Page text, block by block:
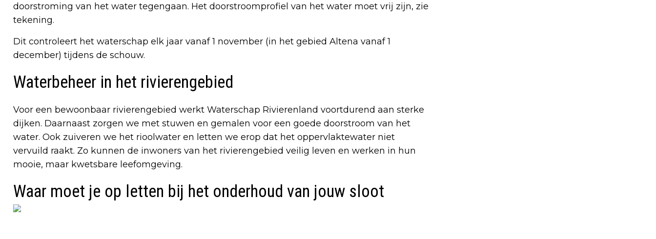
doorstroming van het water tegengaan. Het doorstroomprofiel van het water moet vrij zijn, zie
tekening.
Dit controleert het waterschap elk jaar vanaf 1 november (in het gebied Altena vanaf 1
december) tijdens de schouw.
Waterbeheer in het rivierengebied
Voor een bewoonbaar rivierengebied werkt Waterschap Rivierenland voortdurend aan sterke
dijken. Daarnaast zorgen we met stuwen en gemalen voor een goede doorstroom van het
water. Ook zuiveren we het rioolwater en letten we erop dat het oppervlaktewater niet
vervuild raakt. Zo kunnen de inwoners van het rivierengebied veilig leven en werken in hun
mooie, maar kwetsbare leefomgeving.
Waar moet je op letten bij het onderhoud van jouw sloot